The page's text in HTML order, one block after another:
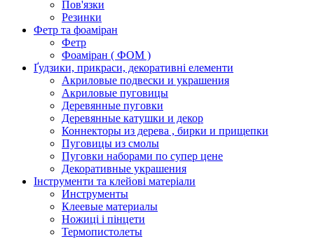
Пов'язки
Резинки
Фетр та фоаміран
Фетр
Фоаміран ( ФОМ )
Ґудзики, прикраси, декоративні елементи
Акриловые подвески и украшения
Акриловые пуговицы
Деревянные пуговки
Деревянные катушки и декор
Коннекторы из дерева , бирки и прищепки
Пуговицы из смолы
Пуговки наборами по супер цене
Декоративные украшения
Інструменти та клейові матеріали
Инструменты
Клеевые материалы
Ножиці і пінцети
Термопистолеты